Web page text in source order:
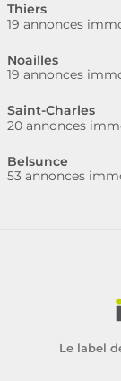
Thiers
19 annonces
Noailles
19 annonces
Saint-Charles
20 annonces
Belsunce
53 annonces
Le label